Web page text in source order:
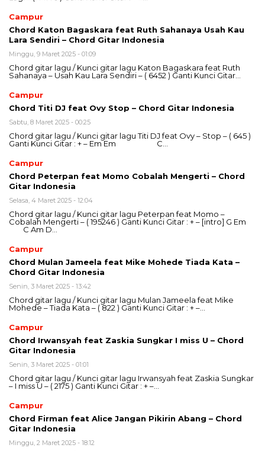
Campur
Chord Katon Bagaskara feat Ruth Sahanaya Usah Kau
Lara Sendiri – Chord Gitar Indonesia
Minggu, 9 Maret 2025 - 01:09
Chord gitar lagu / Kunci gitar lagu Katon Bagaskara feat Ruth
Sahanaya – Usah Kau Lara Sendiri – ( 6452 ) Ganti Kunci Gitar…
Campur
Chord Titi DJ feat Ovy Stop – Chord Gitar Indonesia
Sabtu, 8 Maret 2025 - 00:25
Chord gitar lagu / Kunci gitar lagu Titi DJ feat Ovy – Stop – ( 645 )
Ganti Kunci Gitar : + – Em Em C…
Campur
Chord Peterpan feat Momo Cobalah Mengerti – Chord
Gitar Indonesia
Selasa, 4 Maret 2025 - 12:04
Chord gitar lagu / Kunci gitar lagu Peterpan feat Momo –
Cobalah Mengerti – ( 195246 ) Ganti Kunci Gitar : + – [intro] G Em
C Am D…
Campur
Chord Mulan Jameela feat Mike Mohede Tiada Kata –
Chord Gitar Indonesia
Senin, 3 Maret 2025 - 13:42
Chord gitar lagu / Kunci gitar lagu Mulan Jameela feat Mike
Mohede – Tiada Kata – ( 822 ) Ganti Kunci Gitar : + –…
Campur
Chord Irwansyah feat Zaskia Sungkar I miss U – Chord
Gitar Indonesia
Senin, 3 Maret 2025 - 01:01
Chord gitar lagu / Kunci gitar lagu Irwansyah feat Zaskia Sungkar
– I miss U – ( 2175 ) Ganti Kunci Gitar : + –…
Campur
Chord Firman feat Alice Jangan Pikirin Abang – Chord
Gitar Indonesia
Minggu, 2 Maret 2025 - 18:12